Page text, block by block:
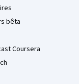
bêta
Coursera